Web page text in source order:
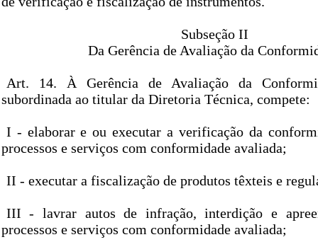
Subseção II
Da Gerência de Avaliação da
Art. 14. À Gerência de Avaliação da
subordinada ao titular da Diretoria Técnica, compete:
I - elaborar e ou executar a verificação da
processos e serviços com conformidade avaliada;
II - executar a fiscalização de produtos têxteis e
III - lavrar autos de infração, interdição e
processos e serviços com conformidade avaliada;